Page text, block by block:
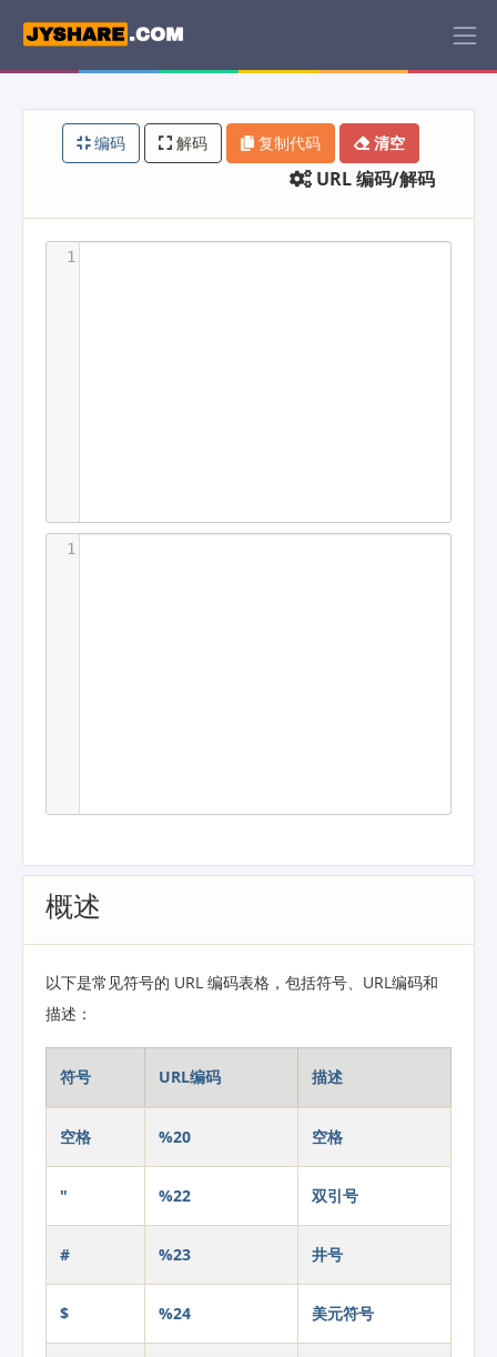
编码 解码 复制代码 清空
URL 编码/解码
1
1
概述
以下是常见符号的 URL 编码表格，包括符号、URL编码和
描述：
符号 URL编码 描述
空格 %20 空格
" %22 双引号
# %23 井号
$ %24 美元符号